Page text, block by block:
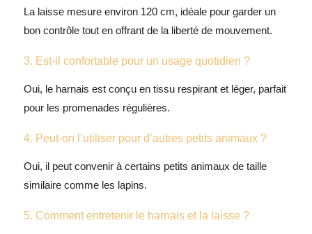
La laisse mesure environ 120 cm, idéale pour garder un
bon contrôle tout en offrant de la liberté de mouvement.
3. Est-il confortable pour un usage quotidien ?
Oui, le harnais est conçu en tissu respirant et léger, parfait
pour les promenades régulières.
4. Peut-on l’utiliser pour d’autres petits animaux ?
Oui, il peut convenir à certains petits animaux de taille
similaire comme les lapins.
5. Comment entretenir le harnais et la laisse ?